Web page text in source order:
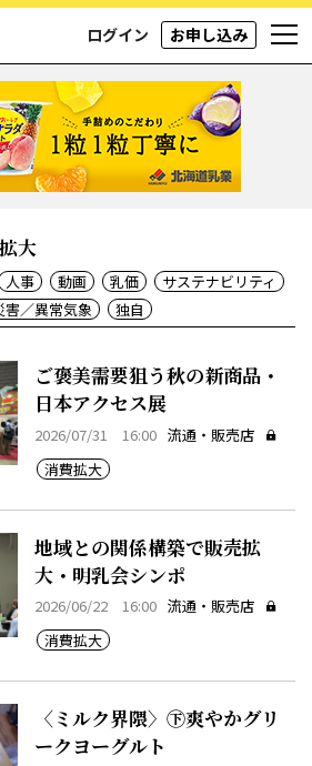
ログイン お申し込み
大
人事 動画 乳価
サステナビリティ
害／異常気象 独自
ご褒美需要狙う秋の新商品・
日本アクセス展
2026/07/31 16:00 流通・販売店
消費拡大
地域との関係構築で販売拡
大・明乳会シンポ
2026/06/22 16:00 流通・販売店
消費拡大
〈ミルク界隈〉㊦爽やかグリ
ークヨーグルト